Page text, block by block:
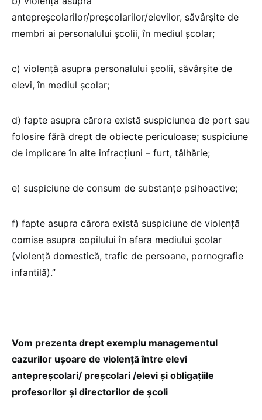
antepreșcolarilor/preșcolarilor/elevilor, săvârșite de
membri ai personalului școlii, în mediul școlar;
c) violență asupra personalului școlii, săvârșite de
elevi, în mediul școlar;
d) fapte asupra cărora există suspiciunea de port sau
folosire fără drept de obiecte periculoase; suspiciune
de implicare în alte infracțiuni – furt, tâlhărie;
e) suspiciune de consum de substanțe psihoactive;
f) fapte asupra cărora există suspiciune de violență
comise asupra copilului în afara mediului școlar
(violență domestică, trafic de persoane, pornografie
infantilă).”
Vom prezenta drept exemplu managementul
cazurilor ușoare de violență între elevi
antepreșcolari/ preșcolari /elevi și obligațiile
profesorilor și directorilor de școli